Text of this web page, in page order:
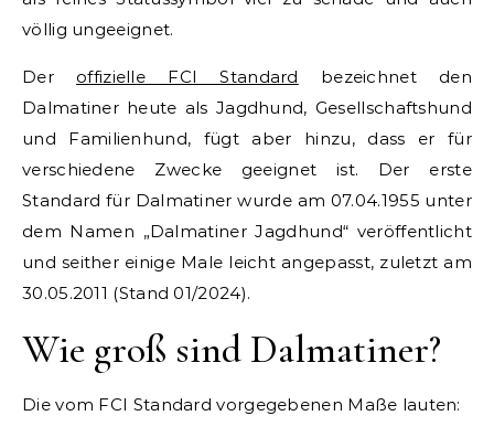
völlig ungeeignet.
Der offizielle FCI Standard bezeichnet den
Dalmatiner heute als Jagdhund, Gesellschaftshund
und Familienhund, fügt aber hinzu, dass er für
verschiedene Zwecke geeignet ist. Der erste
Standard für Dalmatiner wurde am 07.04.1955 unter
dem Namen „Dalmatiner Jagdhund“ veröffentlicht
und seither einige Male leicht angepasst, zuletzt am
30.05.2011 (Stand 01/2024).
Wie groß sind Dalmatiner?
Die vom FCI Standard vorgegebenen Maße lauten: